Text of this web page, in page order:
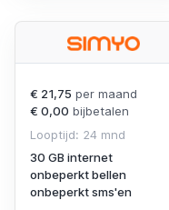
€ 21,75 per maand
€ 0,00 bijbetalen
Looptijd: 24 mnd
30 GB internet
onbeperkt bellen
onbeperkt sms'en